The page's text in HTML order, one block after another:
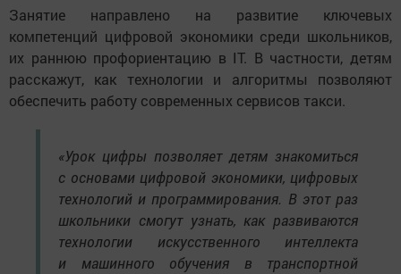
Занятие направлено на развитие ключевых
компетенций цифровой экономики среди школьников,
их раннюю профориентацию в IT. В частности, детям
расскажут, как технологии и алгоритмы позволяют
обеспечить работу современных сервисов такси.
«Урок цифры позволяет детям знакомиться
с основами цифровой экономики, цифровых
технологий и программирования. В этот раз
школьники смогут узнать, как развиваются
технологии искусственного интеллекта
и машинного обучения в транспортной